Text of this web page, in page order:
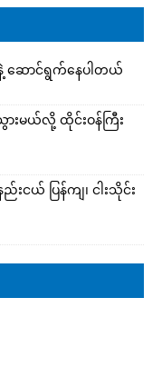
ဆောင်ရွက်နေပါတယ်
းမယ်လို့ ထိုင်းဝန်ကြီး
ငယ် ပြန်ကျ၊ ငါးသိုင်း